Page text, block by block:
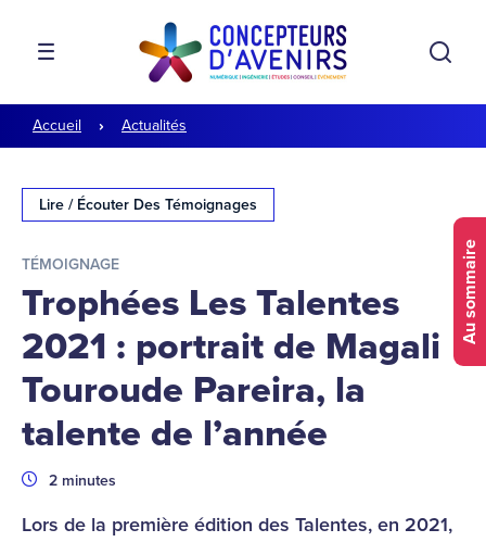
Aller au contenu
Aller à la navigation
MENU
Accueil Actualités
Au sommaire
Lire / Écouter Des Témoignages
TÉMOIGNAGE
Trophées Les Talentes
2021 : portrait de Magali
Touroude Pareira, la
talente de l’année
Durée
2 minutes
Lors de la première édition des Talentes, en 2021,